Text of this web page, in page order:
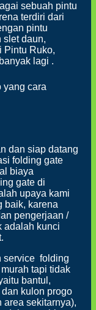
sebuah pintu
terdiri dari
pintu
slet daun,
Pintu Ruko,
lagi .
yang cara
dan siap datang
folding gate
biaya
gate di
upaya kami
baik, karena
pengerjaan /
adalah kunci
service folding
tapi tidak
bantul,
kulon progo
area sekitarnya),